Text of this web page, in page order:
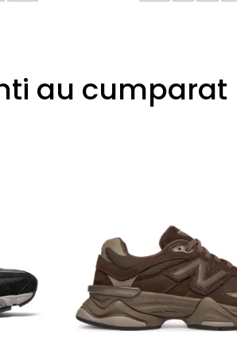
au cumparat